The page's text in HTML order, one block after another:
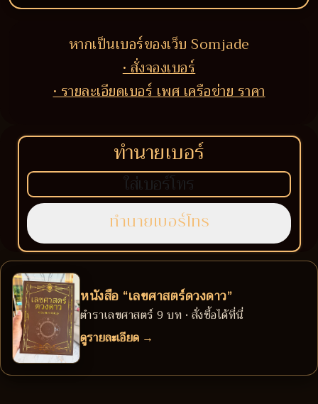
หากเป็นเบอร์ของเว็บ Somjade
• สั่งจองเบอร์
• รายละเอียดเบอร์ เพศ เครือข่าย ราคา
ทำนายเบอร์
หนังสือ “เลขศาสตร์ดวงดาว”
ตำราเลขศาสตร์ 9 บท • สั่งซื้อได้ที่นี่
ดูรายละเอียด →